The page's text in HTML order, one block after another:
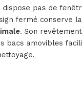
pas de
fermé conserve
. Son
bacs amovibles